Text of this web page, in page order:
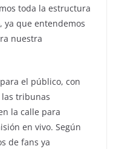
toda la estructura
ya que entendemos
nuestra
el público, con
tribunas
la calle para
en vivo. Según
de fans ya